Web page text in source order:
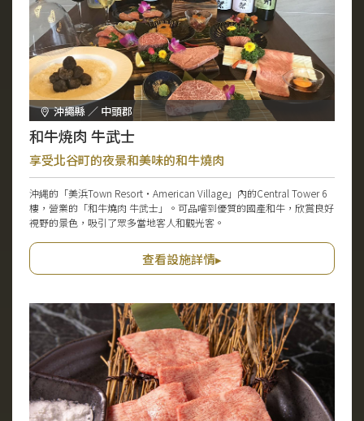
沖繩縣 ／ 中頭郡
和牛焼肉 牛武士
享受北谷町的夜景和美味的和牛燒肉
沖縄的「美浜Town Resort・American Village」內的Central Tower 6
樓，營業的「和牛燒肉 牛武士」。可品嚐到優質的國產和牛，欣賞良好
視野的景色，吸引了眾多當地客人和觀光客。
查看設施詳情▸